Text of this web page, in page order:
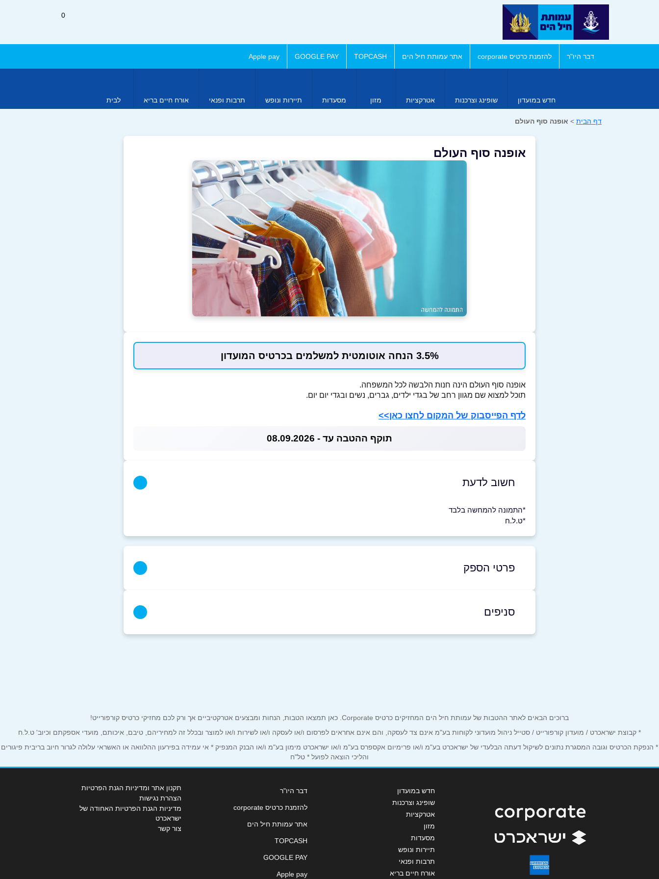
0
דבר היו"ר להזמנת כרטיס corporate אתר עמותת חיל הים TOPCASH
GOOGLE PAY
Apple pay
חדש במועדון שופינג וצרכנות אטרקציות מזון מסעדות תיירות ונופש תרבות ופנאי אורח חיים בריא לבית
דף הבית > אופנה סוף העולם
אופנה סוף העולם
3.5% הנחה אוטומטית למשלמים בכרטיס המועדון
אופנה סוף העולם הינה חנות הלבשה לכל המשפחה.
תוכל למצוא שם מגוון רחב של בגדי ילדים, גברים, נשים ובגדי יום יום.
לדף הפייסבוק של המקום לחצו כאן>>
תוקף ההטבה עד - 08.09.2026
חשוב לדעת
*התמונה להמחשה בלבד
*ט.ל.ח
פרטי הספק
בפייסבוק
נושא*
אנא חזרו אלי בקשר ל...
הודעה*
סניפים
חיפה
ברוכים הבאים לאתר ההטבות של עמותת חיל הים המחזיקים כרטיס Corporate. כאן תמצאו הטבות, הנחות ומבצעים אטרקטיביים אך ורק לכם מחזיקי כרטיס קורפורייט!
* קבוצת ישראכרט / מועדון קורפורייט / סטייל ניהול מועדוני לקוחות בע"מ אינם צד לעסקה, והם אינם אחראים לפרסום ו/או לעסקה ו/או לשירות ו/או למוצר ובכלל זה למחיריהם, טיבם, איכותם, מועדי אספקתם וכיוב' ט.ל.ח
* הנפקת הכרטיס וגובה המסגרת נתונים לשיקול דעתה הבלעדי של ישראכרט בע"מ ו/או פרימיום אקספרס בע"מ ו/או ישראכרט מימון בע"מ ו/או הבנק המנפיק * אי עמידה בפירעון ההלוואה או האשראי עלולה לגרור חיוב בריבית פיגורים
והליכי הוצאה לפועל * טל"ח
חדש במועדון
שופינג וצרכנות
אטרקציות
מזון
מסעדות
תיירות ונופש
תרבות ופנאי
אורח חיים בריא
דבר היו"ר
להזמנת כרטיס corporate
אתר עמותת חיל הים
TOPCASH
GOOGLE PAY
Apple pay
תקנון אתר ומדיניות הגנת הפרטיות
הצהרת נגישות
מדיניות הגנת הפרטיות האחודה של
ישראכרט
צור קשר